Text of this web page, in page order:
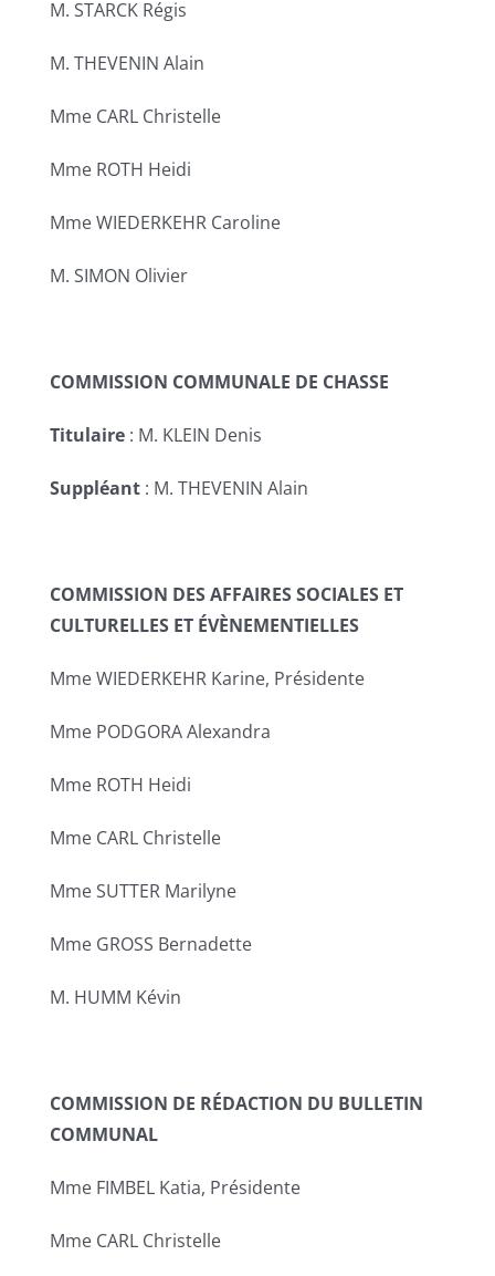
M. STARCK Régis
M. THEVENIN Alain
Mme CARL Christelle
Mme ROTH Heidi
Mme WIEDERKEHR Caroline
M. SIMON Olivier
COMMISSION COMMUNALE DE CHASSE
Titulaire: M. KLEIN Denis
Suppléant: M. THEVENIN Alain
COMMISSION DES AFFAIRES SOCIALES ET
CULTURELLES ET ÉVÈNEMENTIELLES
Mme WIEDERKEHR Karine, Présidente
Mme PODGORA Alexandra
Mme ROTH Heidi
Mme CARL Christelle
Mme SUTTER Marilyne
Mme GROSS Bernadette
M. HUMM Kévin
COMMISSION DE RÉDACTION DU BULLETIN
COMMUNAL
Mme FIMBEL Katia, Présidente
Mme CARL Christelle